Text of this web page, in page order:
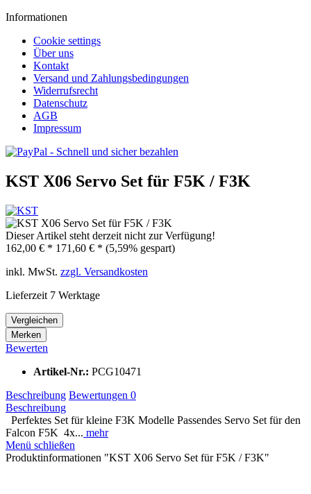
Informationen
Cookie settings
Über uns
Kontakt
Versand und Zahlungsbedingungen
Widerrufsrecht
Datenschutz
AGB
Impressum
KST X06 Servo Set für F5K / F3K
Dieser Artikel steht derzeit nicht zur Verfügung!
162,00 € * 171,60 € * (5,59% gespart)
inkl. MwSt. zzgl. Versandkosten
Lieferzeit 7 Werktage
Vergleichen
Merken
Bewerten
Artikel-Nr.: PCG10471
Beschreibung Bewertungen 0
Beschreibung
Perfektes Set für kleine F3K Modelle Passendes Servo Set für den
Falcon F5K 4x... mehr
Menü schließen
Produktinformationen "KST X06 Servo Set für F5K / F3K"